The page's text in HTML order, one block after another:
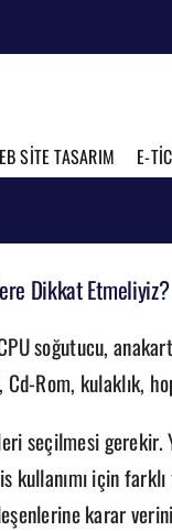
SİTE TASARIM E-
Dikkat Etmeliyiz?
soğutucu,
Rom, kulaklık,
seçilmesi gerekir.
kullanımı için
karar